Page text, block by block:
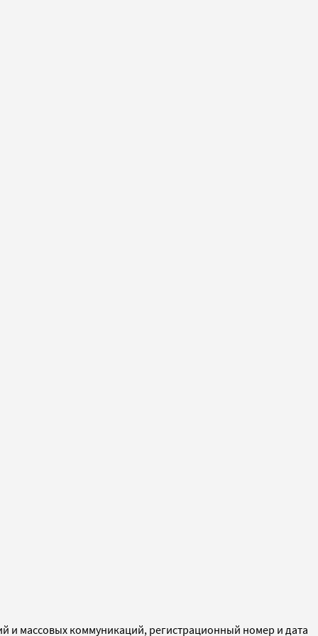
и массовых коммуникаций, регистрационный номер и дата